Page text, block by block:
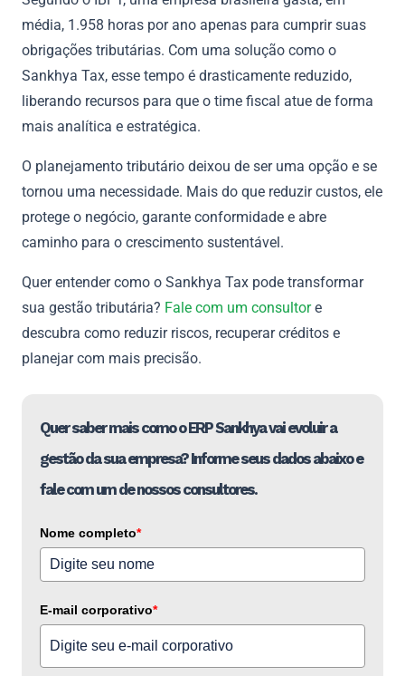
média, 1.958 horas por ano apenas para cumprir suas
obrigações tributárias. Com uma solução como o
Sankhya Tax, esse tempo é drasticamente reduzido,
liberando recursos para que o time fiscal atue de forma
mais analítica e estratégica.
O planejamento tributário deixou de ser uma opção e se
tornou uma necessidade. Mais do que reduzir custos, ele
protege o negócio, garante conformidade e abre
caminho para o crescimento sustentável.
Quer entender como o Sankhya Tax pode transformar
sua gestão tributária? Fale com um consultore
descubra como reduzir riscos, recuperar créditos e
planejar com mais precisão.
Quer saber mais como o ERP Sankhya vai evoluir a
gestão da sua empresa? Informe seus dados abaixo e
fale com um de nossos consultores.
Nome completo*
E-mail corporativo*